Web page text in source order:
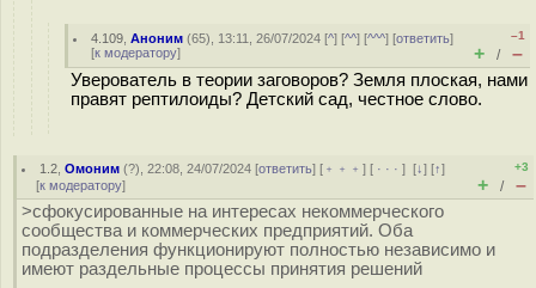
4.109 ,Аноним (65), 13:11, 26/07/2024 [^] [^^] [^^^] [ответить]
[к модератору]
–1
+ / –
Уверователь в теории заговоров? Земля плоская, нами
правят рептилоиды? Детский сад, честное слово.
1.2 ,Омоним (?), 22:08, 24/07/2024 [ответить] [ ﹢﹢﹢] [ · · ·][↓] [↑]
[к модератору]
+3
+ / –
>сфокусированные на интересах некоммерческого
сообщества и коммерческих предприятий. Оба
подразделения функционируют полностью независимо и
имеют раздельные процессы принятия решений